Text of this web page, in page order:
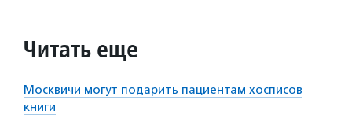
Читать еще
Москвичи могут подарить пациентам хосписов
книги